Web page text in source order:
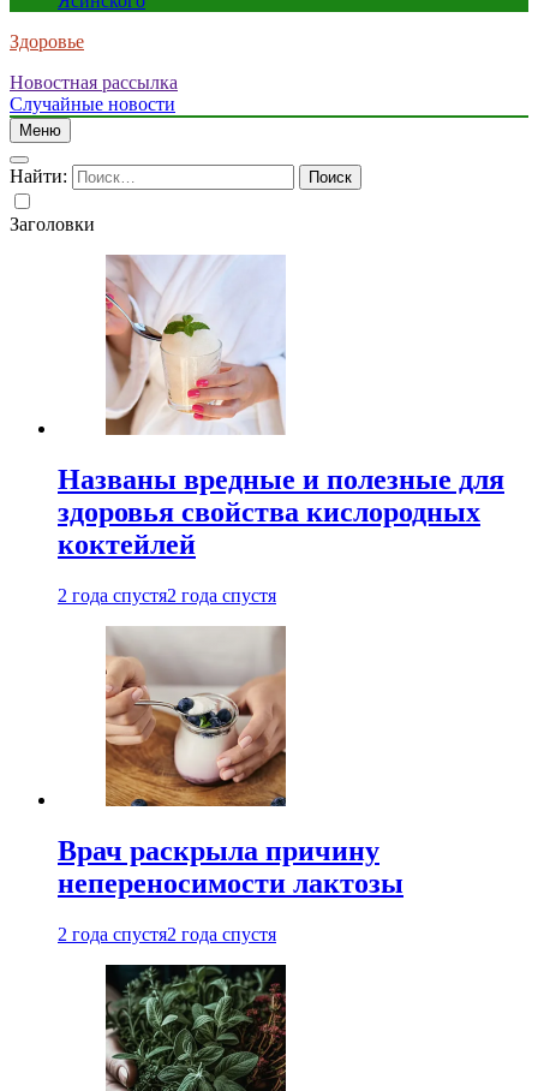
Здоровье
Новостная рассылка
Случайные новости
Меню
Найти:
Заголовки
Названы вредные и полезные для
здоровья свойства кислородных
коктейлей
2 года спустя2 года спустя
Врач раскрыла причину
непереносимости лактозы
2 года спустя2 года спустя